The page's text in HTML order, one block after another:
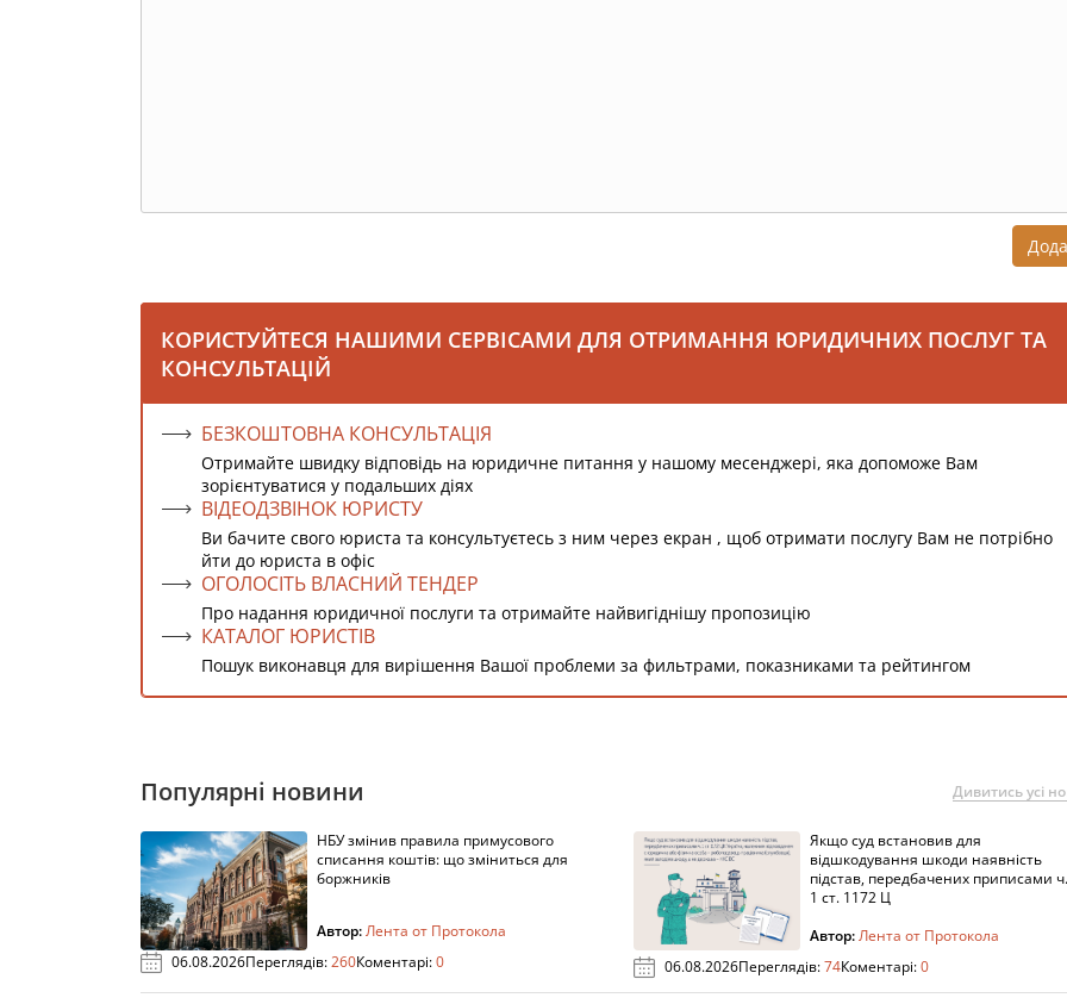
КОРИСТУЙТЕСЯ НАШИМИ СЕРВІСАМИ ДЛЯ ОТРИМАННЯ ЮРИДИЧНИХ ПОСЛУГ ТА
КОНСУЛЬТАЦІЙ
БЕЗКОШТОВНА КОНСУЛЬТАЦІЯ
Отримайте швидку відповідь на юридичне питання у нашому месенджері, яка допоможе Вам
зорієнтуватися у подальших діях
ВІДЕОДЗВІНОК ЮРИСТУ
Ви бачите свого юриста та консультуєтесь з ним через екран , щоб отримати послугу Вам не потрібно
йти до юриста в офіс
ОГОЛОСІТЬ ВЛАСНИЙ ТЕНДЕР
Про надання юридичної послуги та отримайте найвигіднішу пропозицію
КАТАЛОГ ЮРИСТІВ
Пошук виконавця для вирішення Вашої проблеми за фильтрами, показниками та рейтингом
Популярні новини Дивитись усі
НБУ змінив правила примусового
списання коштів: що зміниться для
боржників
Автор:Лента от Протокола
06.08.2026Переглядів:260Коментарі:0
Якщо суд встановив для
відшкодування шкоди наявність
підстав, передбачених приписами ч.
1 ст. 1172 Ц
Автор:Лента от Протокола
06.08.2026Переглядів:74Коментарі:0